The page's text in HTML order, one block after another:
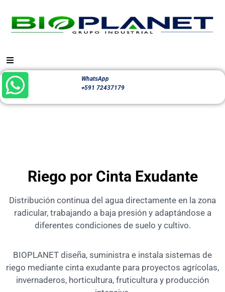
WhatsApp
+591 72437179
Riego por Cinta Exudante
Distribución continua del agua directamente en la zona
radicular, trabajando a baja presión y adaptándose a
diferentes condiciones de suelo y cultivo.
BIOPLANET diseña, suministra e instala sistemas de
riego mediante cinta exudante para proyectos agrícolas,
invernaderos, horticultura, fruticultura y producción